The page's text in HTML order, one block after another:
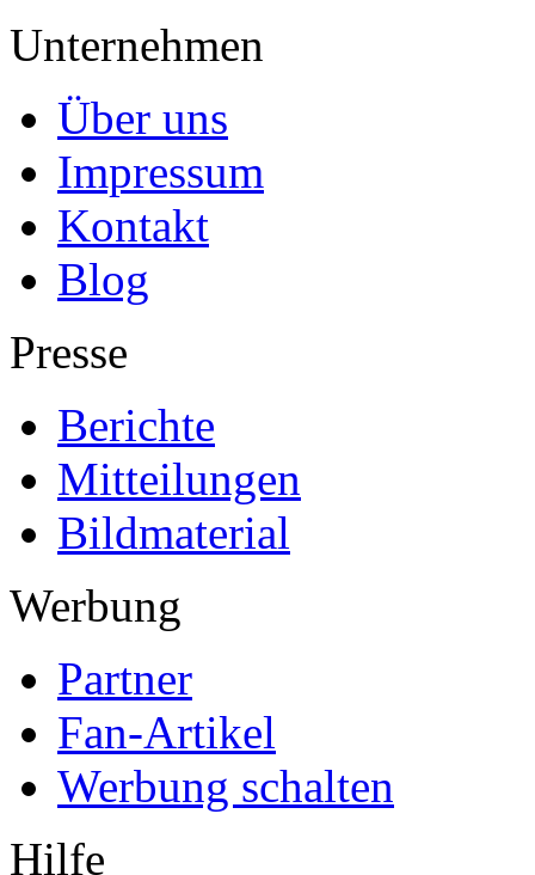
Unternehmen
Über uns
Impressum
Kontakt
Blog
Presse
Berichte
Mitteilungen
Bildmaterial
Werbung
Partner
Fan-Artikel
Werbung schalten
Hilfe